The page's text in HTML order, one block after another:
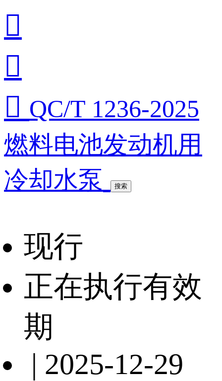


 QC/T 1236-2025
燃料电池发动机用
冷却水泵
搜索
现行
正在执行有效
期
| 2025-12-29